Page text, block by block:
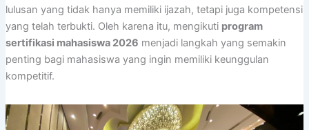
lulusan yang tidak hanya memiliki ijazah, tetapi juga kompetensi
yang telah terbukti. Oleh karena itu, mengikuti program
sertifikasi mahasiswa 2026 menjadi langkah yang semakin
penting bagi mahasiswa yang ingin memiliki keunggulan
kompetitif.